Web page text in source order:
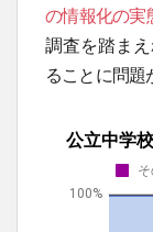
の情報化の実
調査を踏ま
ることに問題